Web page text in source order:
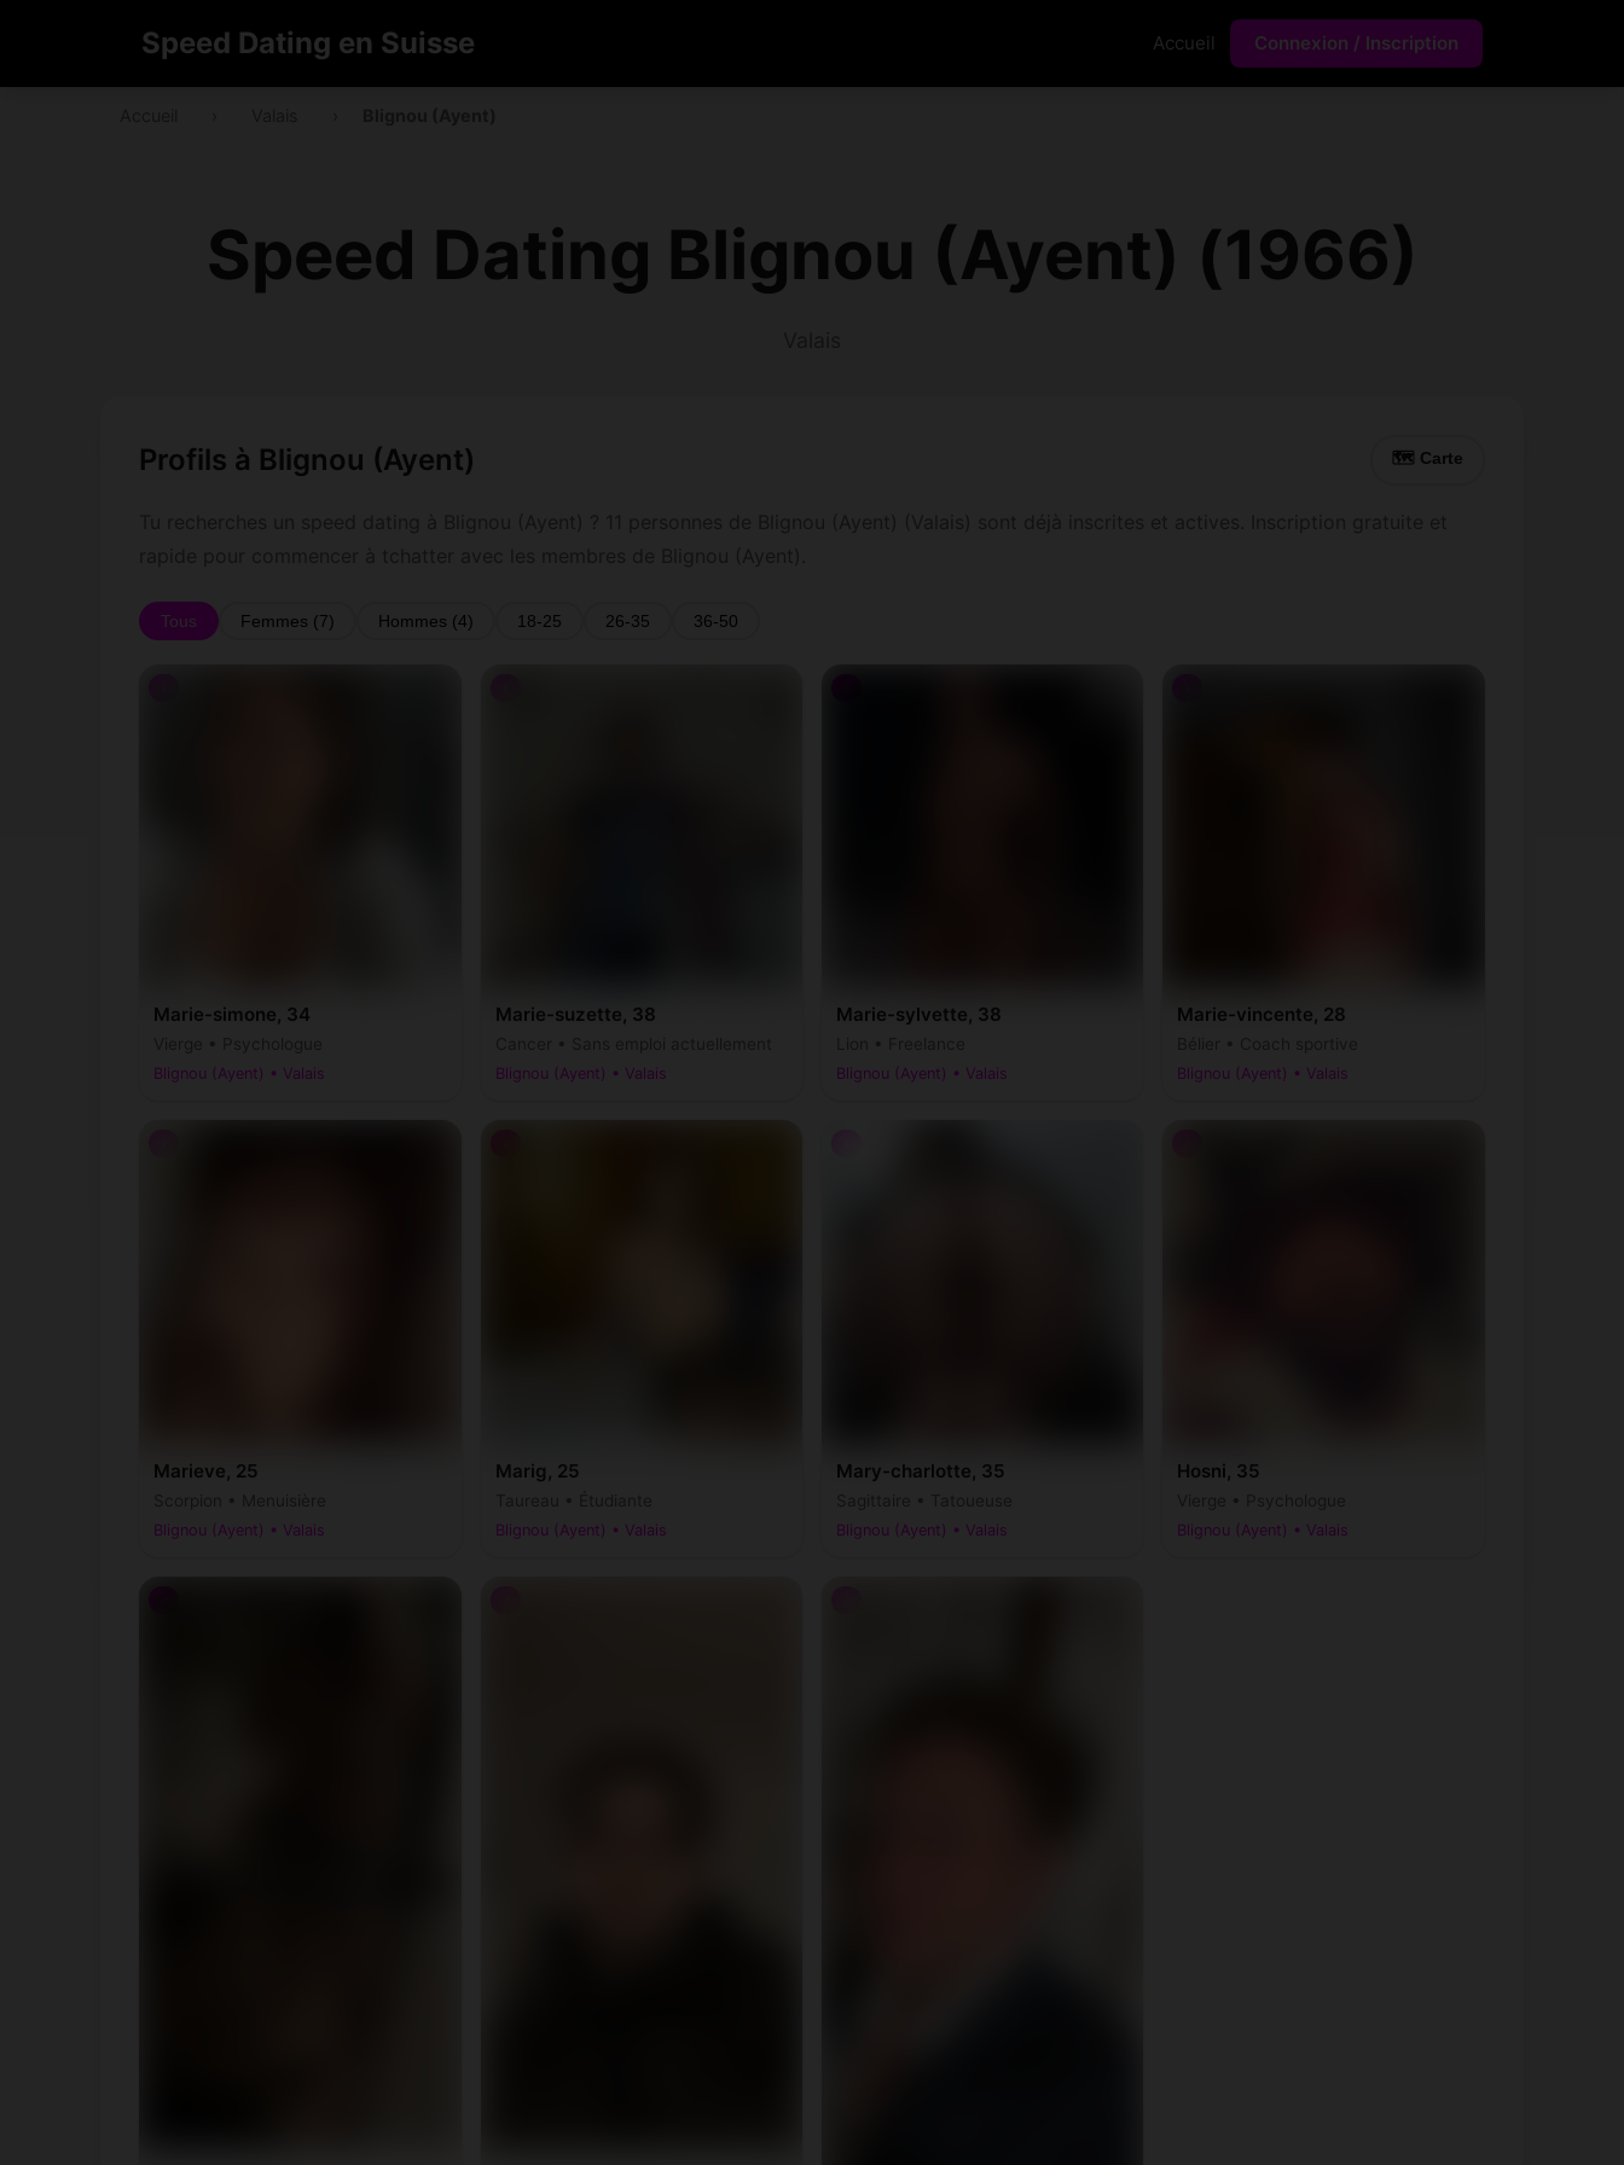
Speed Dating en Suisse Accueil Connexion / Inscription
Speed Dating Blignou (Ayent) (1966)
Profils à Blignou (Ayent) 🗺 Carte
Tous Femmes (7) Hommes (4) 18-25 26-35 36-50
Marie-simone, 34
Blignou (Ayent) • Valais
Marie-suzette, 38
Blignou (Ayent) • Valais
Marie-sylvette, 38
Blignou (Ayent) • Valais
Marie-vincente, 28
Blignou (Ayent) • Valais
Marieve, 25
Blignou (Ayent) • Valais
Marig, 25
Blignou (Ayent) • Valais
Mary-charlotte, 35
Blignou (Ayent) • Valais
Hosni, 35
Blignou (Ayent) • Valais